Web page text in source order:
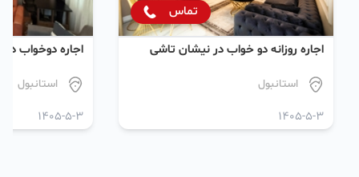
تماس
اجاره روزانه دو خواب در نیشان تاشی
استانبول
1405-5-3
اجاره دو‌خواب
استانبول
1405-5-3